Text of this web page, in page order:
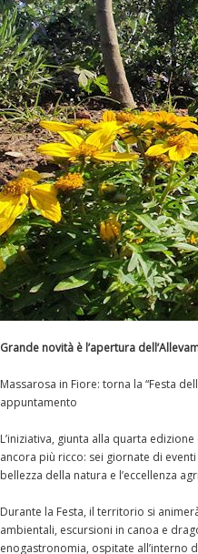
Grande novità è l’apertura
Massarosa in Fiore: torna la “Festa
appuntamento
L’iniziativa, giunta alla quarta
ancora più ricco: sei giornate di
bellezza della natura e l’eccellenza
Durante la Festa, il territorio si
ambientali, escursioni in canoa e
enogastronomia, ospitate all’interno